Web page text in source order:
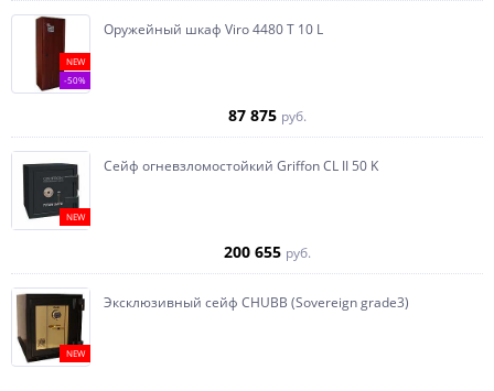
NEW
-50%
Оружейный шкаф Viro 4480 T 10 L
87 875 руб.
NEW
Сейф огневзломостойкий Griffon CL II 50 K
200 655 руб.
NEW
Эксклюзивный сейф CHUBB (Sovereign grade3)